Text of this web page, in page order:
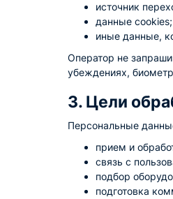
источник
данные cookies;
иные данные,
Оператор не
убеждениях,
3. Цели
Персональные
прием и
связь с
подбор
подготовка